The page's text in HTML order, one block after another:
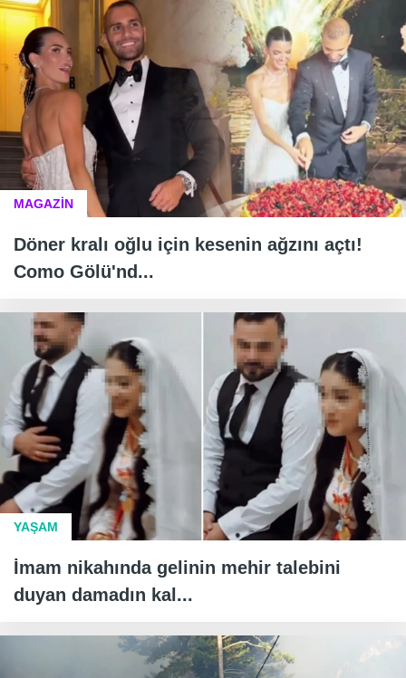
MAGAZİN
Döner kralı oğlu için kesenin ağzını açtı!
Como Gölü'nd...
YAŞAM
İmam nikahında gelinin mehir talebini
duyan damadın kal...